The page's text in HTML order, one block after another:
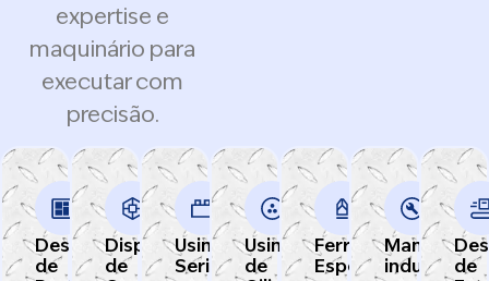
expertise e
maquinário para
executar com
precisão.
Desenvolvimento
de
Dispositivos
de
Usinagem
Seriada
Usinagem
de
Ferramentaria
Especializada
industrialde